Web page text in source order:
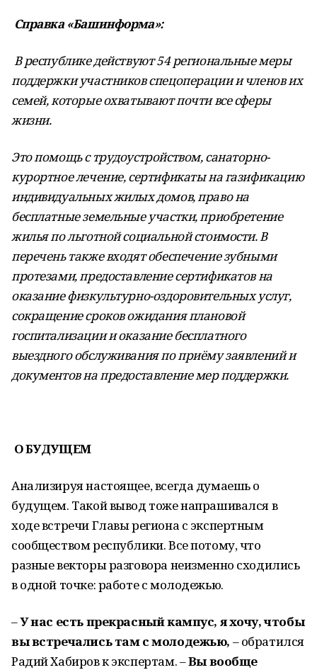
Справка «Башинформа»:
В республике действуют 54 региональные меры
поддержки участников спецоперации и членов их
семей, которые охватывают почти все сферы
жизни.
Это помощь с трудоустройством, санаторно-
курортное лечение, сертификаты на газификацию
индивидуальных жилых домов, право на
бесплатные земельные участки, приобретение
жилья по льготной социальной стоимости. В
перечень также входят обеспечение зубными
протезами, предоставление сертификатов на
оказание физкультурно-оздоровительных услуг,
сокращение сроков ожидания плановой
госпитализации и оказание бесплатного
выездного обслуживания по приёму заявлений и
документов на предоставление мер поддержки.
О БУДУЩЕМ
Анализируя настоящее, всегда думаешь о
будущем. Такой вывод тоже напрашивался в
ходе встречи Главы региона с экспертным
сообществом республики. Все потому, что
разные векторы разговора неизменно сходились
в одной точке: работе с молодежью.
–У нас есть прекрасный кампус, я хочу, чтобы
вы встречались там с молодежью, – обратился
Радий Хабиров к экспертам. –Вы вообще